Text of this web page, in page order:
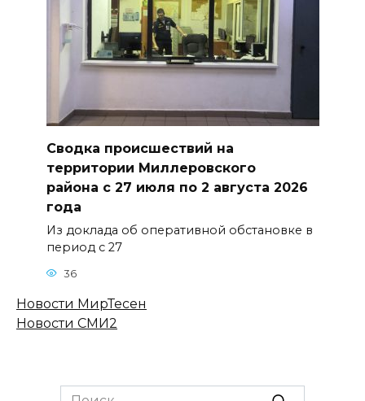
Сводка происшествий на
территории Миллеровского
района с 27 июля по 2 августа 2026
года
Из доклада об оперативной обстановке в
период с 27
36
Новости МирТесен
Новости СМИ2
Search